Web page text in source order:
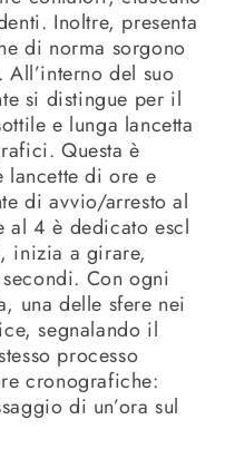
Inoltre, presenta
di norma sorgono
del suo
si distingue per il
e lunga lancetta
Questa è
lancette di ore e
di avvio/arresto al
al 4 è dedicato escl
inizia a girare,
Con ogni
una delle sfere nei
segnalando il
processo
cronografiche:
di un’ora sul